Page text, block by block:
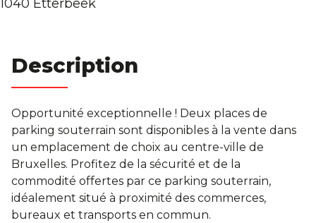
Notre Histoire
1040 Etterbeek
Description
Opportunité exceptionnelle ! Deux places de
parking souterrain sont disponibles à la vente dans
un emplacement de choix au centre-ville de
Bruxelles. Profitez de la sécurité et de la
commodité offertes par ce parking souterrain,
idéalement situé à proximité des commerces,
bureaux et transports en commun.